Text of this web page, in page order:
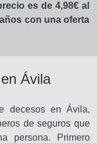
es de 4,98€ al
con una oferta
Ávila
decesos en Ávila,
de seguros que
persona. Primero